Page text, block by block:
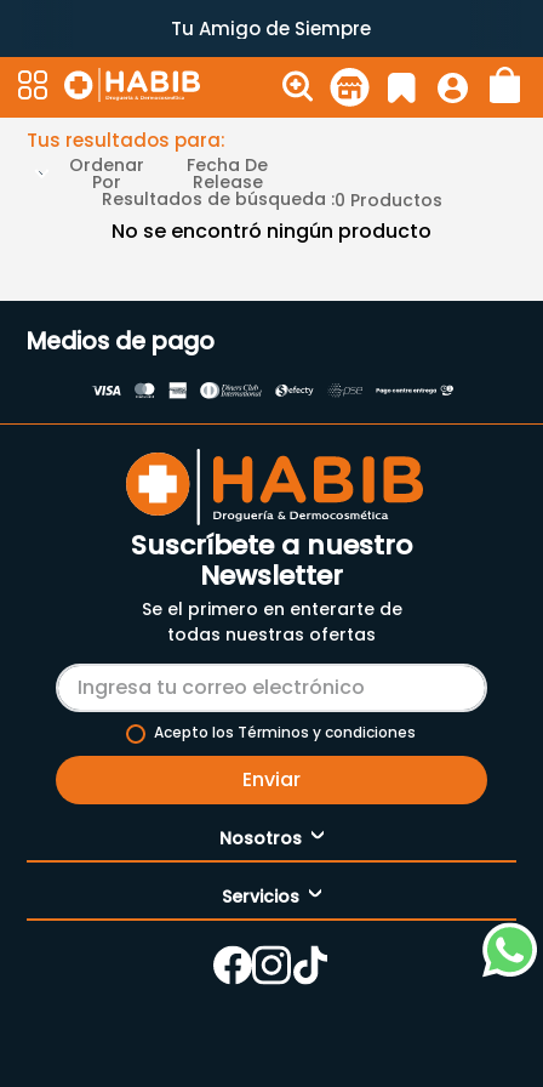
Tu Amigo de Siempre
Tus resultados para:
Ordenar
Por
Fecha De
Release
Resultados de búsqueda :0 Productos
No se encontró ningún producto
Medios de pago
Suscríbete a nuestro
Newsletter
Se el primero en enterarte de
todas nuestras ofertas
Acepto los Términos y condiciones
Enviar
Nosotros
Nuestra empresa
Cómo comprar
Nuestras tiendas
Servicios
Enfermería